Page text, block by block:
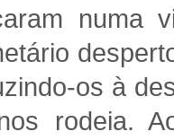
numa
os à
rodeia.